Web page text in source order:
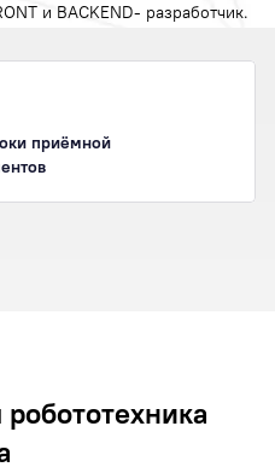
и BACKEND- разработчик.
приёмной